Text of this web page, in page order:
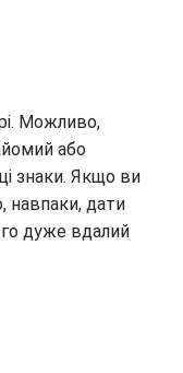
Можливо,
або
знаки. Якщо ви
навпаки, дати
дуже вдалий